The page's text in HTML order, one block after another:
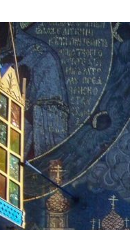
ГОСУДАРЕВА
ДАННЫЕ